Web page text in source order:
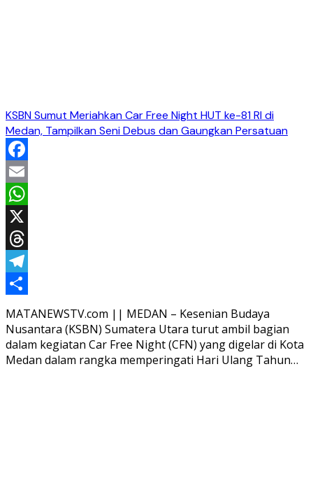
KSBN Sumut Meriahkan Car Free Night HUT ke-81 RI di
Medan, Tampilkan Seni Debus dan Gaungkan Persatuan
Facebook
Email
WhatsApp
X
Threads
Telegram
Share
MATANEWSTV.com || MEDAN – Kesenian Budaya
Nusantara (KSBN) Sumatera Utara turut ambil bagian
dalam kegiatan Car Free Night (CFN) yang digelar di Kota
Medan dalam rangka memperingati Hari Ulang Tahun…